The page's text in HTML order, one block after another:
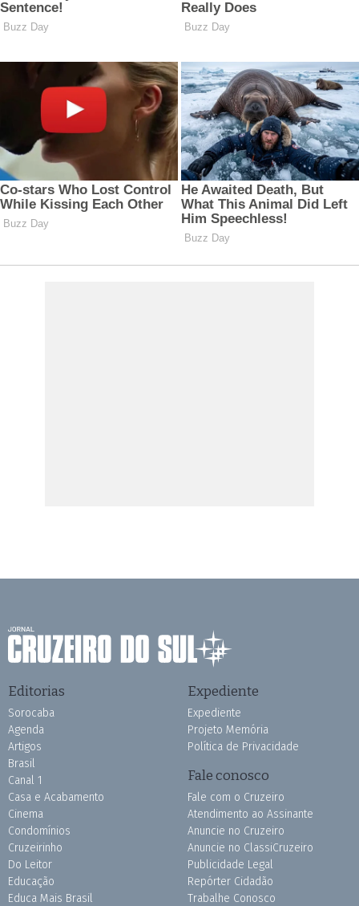
Editorias
Sorocaba
Agenda
Artigos
Brasil
Canal 1
Casa e Acabamento
Cinema
Condomínios
Cruzeirinho
Do Leitor
Educação
Educa Mais Brasil
Expediente
Expediente
Projeto Memória
Política de Privacidade
Fale conosco
Fale com o Cruzeiro
Atendimento ao Assinante
Anuncie no Cruzeiro
Anuncie no ClassiCruzeiro
Publicidade Legal
Repórter Cidadão
Trabalhe Conosco